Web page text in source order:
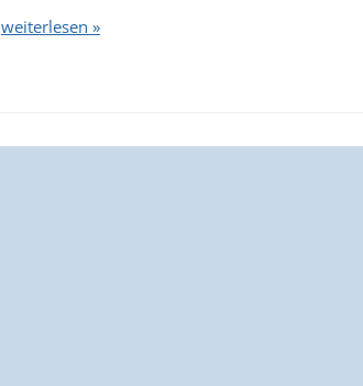
weiterlesen »